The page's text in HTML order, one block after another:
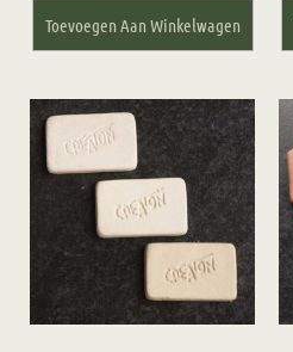
Toevoegen Aan Winkelwagen